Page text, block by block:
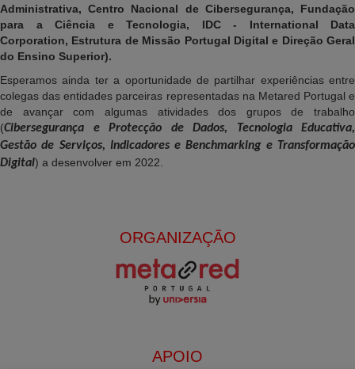
Administrativa, Centro Nacional de Cibersegurança, Fundação
para a Ciência e Tecnologia, IDC - International Data
Corporation, Estrutura de Missão Portugal Digital e Direção Geral
do Ensino Superior).
Esperamos ainda ter a oportunidade de partilhar experiências entre
colegas das entidades parceiras representadas na Metared Portugal e
de avançar com algumas atividades dos grupos de trabalho
(Cibersegurança e Protecção de Dados, Tecnologia Educativa,
Gestão de Serviços, Indicadores e Benchmarking e Transformação
Digital) a desenvolver em 2022.
ORGANIZAÇÃO
APOIO